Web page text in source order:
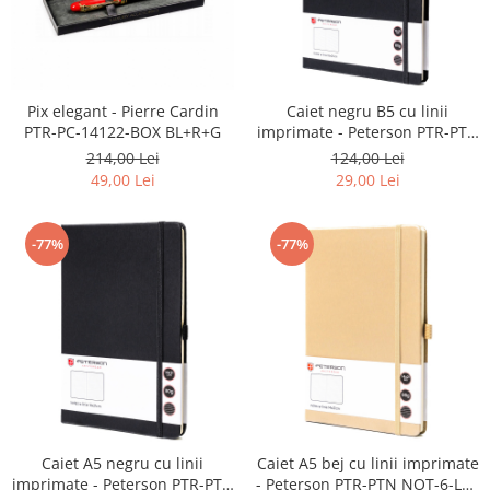
Pix elegant - Pierre Cardin
PTR-PC-14122-BOX BL+R+G
214,00 Lei
49,00 Lei
Caiet negru B5 cu linii
imprimate - Peterson PTR-PTN
NOT-6-LN-Q1 BLAC
124,00 Lei
29,00 Lei
-77%
Caiet A5 negru cu linii
imprimate - Peterson PTR-PTN
-77%
Caiet A5 bej cu linii imprimate
- Peterson PTR-PTN NOT-6-LN-